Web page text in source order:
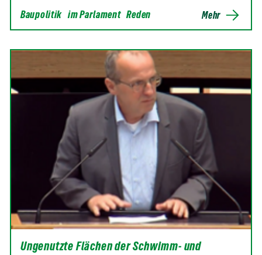
Baupolitik im Parlament Reden Mehr
Ungenutzte Flächen der Schwimm- und